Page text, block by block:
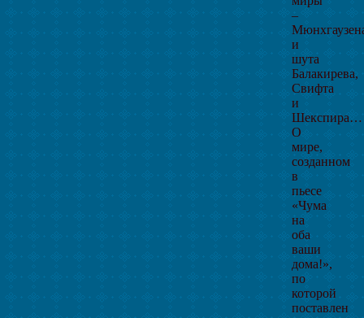
–
и
шута
Балакирева,
Свифта
и
Шекспира…
О
мире,
созданном
в
пьесе
«Чума
на
оба
ваши
дома!»,
по
которой
поставлен